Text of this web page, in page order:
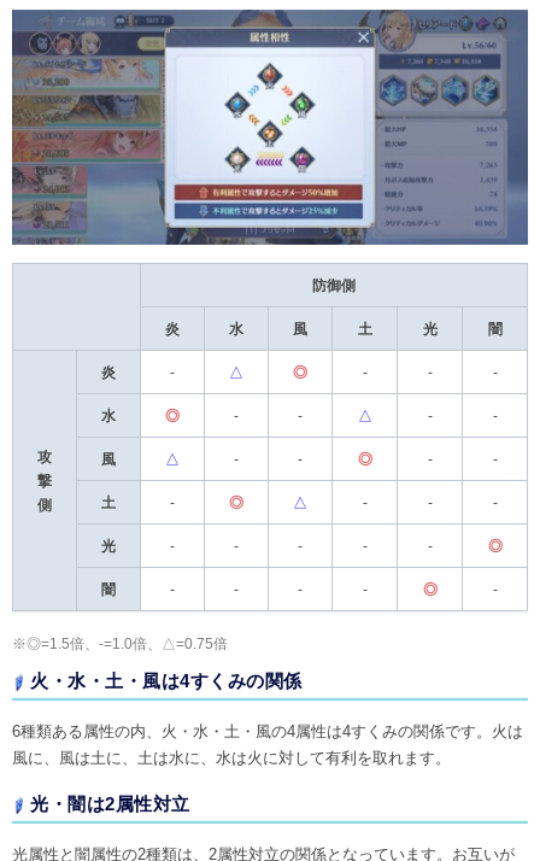
防御側
炎 水 風 土 光 闇
攻
撃
側
炎 - △ ◎ - - -
水 ◎ - - △ - -
風 △ - - ◎ - -
土 - ◎ △ - - -
光 - - - - - ◎
闇 - - - - ◎ -
※◎=1.5倍、-=1.0倍、△=0.75倍
火・水・土・風は4すくみの関係
6種類ある属性の内、火・水・土・風の4属性は4すくみの関係です。火は
風に、風は土に、土は水に、水は火に対して有利を取れます。
光・闇は2属性対立
光属性と闇属性の2種類は、2属性対立の関係となっています。お互いが